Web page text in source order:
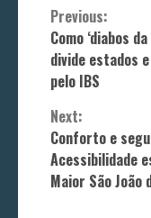
Continue
Reading
Previous:
Como ‘diabos
divide estados
pelo IBS
Next:
Conforto e
Acessibilidade
Maior São João